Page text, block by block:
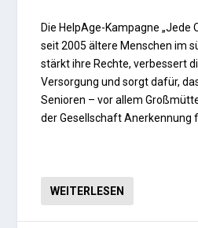
Die HelpAge-Kampagne
seit 2005 ältere Menschen im
stärkt ihre Rechte, verbessert
Versorgung und sorgt dafür,
Senioren – vor allem
der Gesellschaft Anerkennung
WEITERLESEN